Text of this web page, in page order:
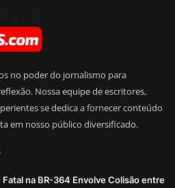
no poder do jornalismo para
Nossa equipe de escritores,
se dedica a fornecer conteúdo
em nosso público diversificado.
na BR-364 Envolve Colisão entre